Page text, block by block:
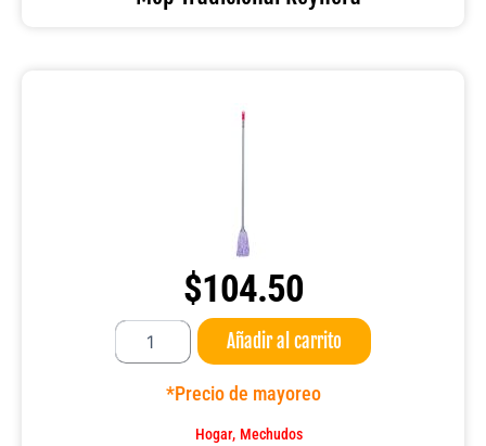
$104.50
Mop
microfibra
select
Añadir al carrito
*Precio de mayoreo
Hogar, Mechudos